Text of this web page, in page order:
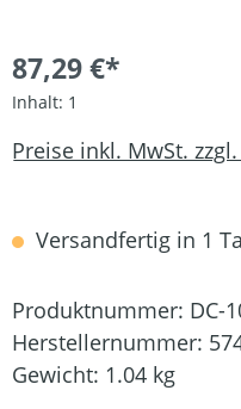
87,29 €*
Inhalt: 1
Preise inkl. MwSt.
Versandfertig in 1
Produktnummer: DC-
Herstellernummer:
Gewicht: 1.04 kg